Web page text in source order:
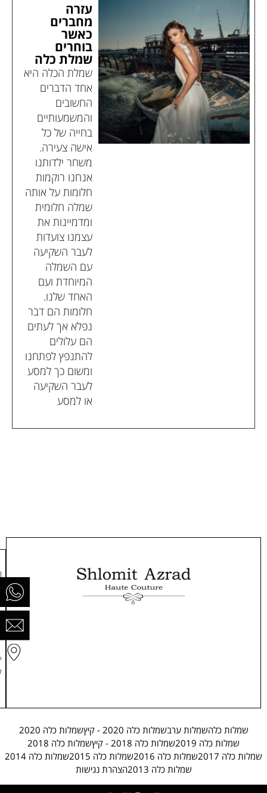
עזרה
מחברים
כאשר
בוחרים
שמלת כלה
שמלת הכלה היא
אחד הדברים
החשובים
והמשמעותיים
בחייה של כל
אישה צעירה.
משחר ילדותנו
אנחנו רוקמות
חלומות על אותה
שמלה חלומית
ומדמיינות את
עצמנו צועדות
לעבר השקיעה
עם השמלה
המיוחדת ועם
האחד שלנו.
חלומות הם דבר
נפלא אך לעתים
הם עלולים
להתנפץ לפתחנו
ומשום כך למסע
לעבר השקיעה
או למסע
שמלות כלהשמלות ערבשמלות כלה 2020 - קיץ
שמלות כלה 2020
שמלות כלה 2019
שמלות כלה 2018 - קיץ
שמלות כלה 2018
שמלות כלה 2017
שמלות כלה 2016 שמלות כלה 2015
שמלות כלה 2014
שמלות כלה 2013
הצהרת נגישות